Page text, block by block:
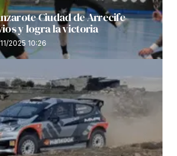
Ciudad de Arrecife
y logra la victoria
2025 10:26